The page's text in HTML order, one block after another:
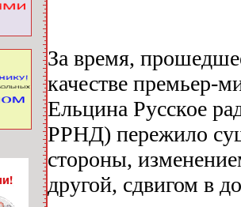
За время,
качестве премьер-
Ельцина Русское
РРНД) пережило
стороны,
другой, сдвигом в